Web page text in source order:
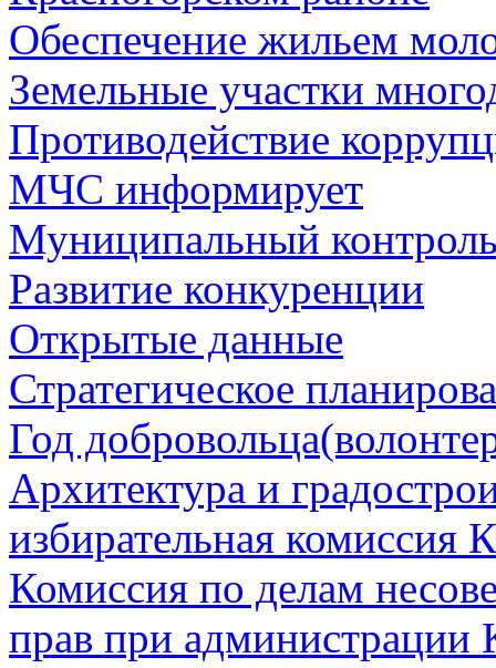
Обеспечение жильем
Земельные участки
Противодействие
МЧС информирует
Муниципальный
Развитие конкуренции
Открытые данные
Стратегическое
Год
Архитектура и
избирательная комиссия
Комиссия по делам
прав при администрации